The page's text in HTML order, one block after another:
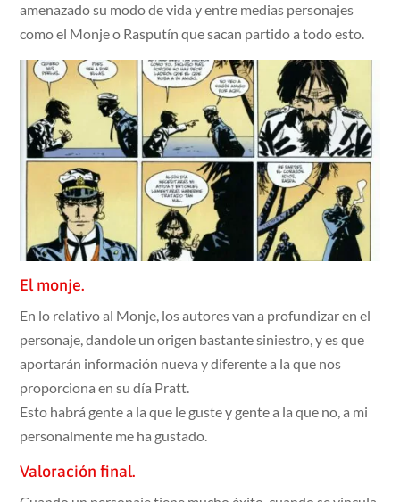
amenazado su modo de vida y entre medias personajes
como el Monje o Rasputín que sacan partido a todo esto.
El monje.
En lo relativo al Monje, los autores van a profundizar en el
personaje, dandole un origen bastante siniestro, y es que
aportarán información nueva y diferente a la que nos
proporciona en su día Pratt.
Esto habrá gente a la que le guste y gente a la que no, a mi
personalmente me ha gustado.
Valoración final.